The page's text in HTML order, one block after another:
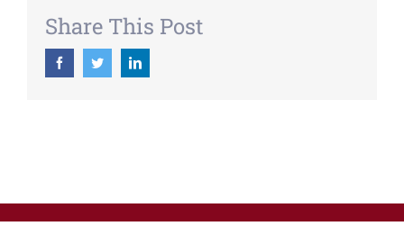
Share This Post
FacebookTwitterLinkedin